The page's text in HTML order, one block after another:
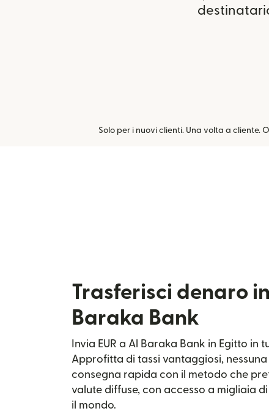
Solo per i nuovi clienti. Una volta a
Trasferisci denaro
Baraka Bank
Invia EUR a Al Baraka Bank in Egitto in
Approfitta di tassi vantaggiosi,
consegna rapida con il metodo che
valute diffuse, con accesso a migliaia
il mondo.